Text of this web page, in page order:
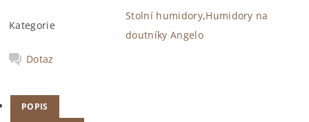
Kategorie
Stolní humidory,Humidory na
doutníky Angelo
Dotaz
POPIS